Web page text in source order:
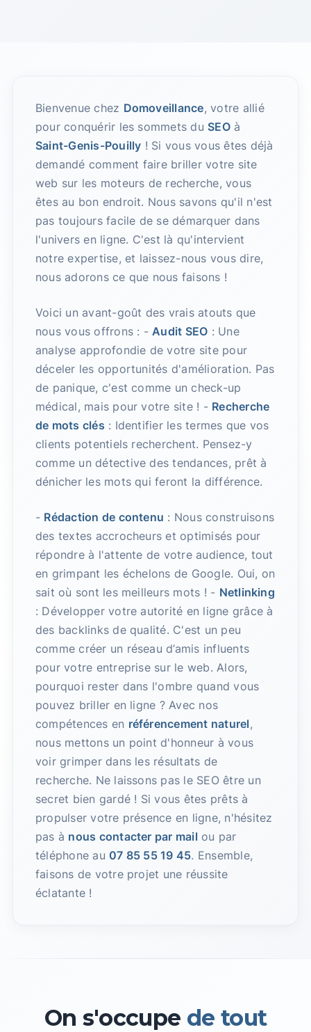
Bienvenue chez Domoveillance, votre allié
pour conquérir les sommets du SEOà
Saint-Genis-Pouilly ! Si vous vous êtes déjà
demandé comment faire briller votre site
web sur les moteurs de recherche, vous
êtes au bon endroit. Nous savons qu'il n'est
pas toujours facile de se démarquer dans
l'univers en ligne. C'est là qu'intervient
notre expertise, et laissez-nous vous dire,
nous adorons ce que nous faisons !
Voici un avant-goût des vrais atouts que
nous vous offrons : -Audit SEO : Une
analyse approfondie de votre site pour
déceler les opportunités d'amélioration. Pas
de panique, c'est comme un check-up
médical, mais pour votre site ! - Recherche
de mots clés : Identifier les termes que vos
clients potentiels recherchent. Pensez-y
comme un détective des tendances, prêt à
dénicher les mots qui feront la différence.
- Rédaction de contenu : Nous construisons
des textes accrocheurs et optimisés pour
répondre à l'attente de votre audience, tout
en grimpant les échelons de Google. Oui, on
sait où sont les meilleurs mots ! - Netlinking
: Développer votre autorité en ligne grâce à
des backlinks de qualité. C'est un peu
comme créer un réseau d’amis influents
pour votre entreprise sur le web. Alors,
pourquoi rester dans l'ombre quand vous
pouvez briller en ligne ? Avec nos
compétences en référencement naturel,
nous mettons un point d'honneur à vous
voir grimper dans les résultats de
recherche. Ne laissons pas le SEO être un
secret bien gardé ! Si vous êtes prêts à
propulser votre présence en ligne, n'hésitez
pas à nous contacter par mail ou par
téléphone au 07 85 55 19 45. Ensemble,
faisons de votre projet une réussite
éclatante !
On s'occupe de tout